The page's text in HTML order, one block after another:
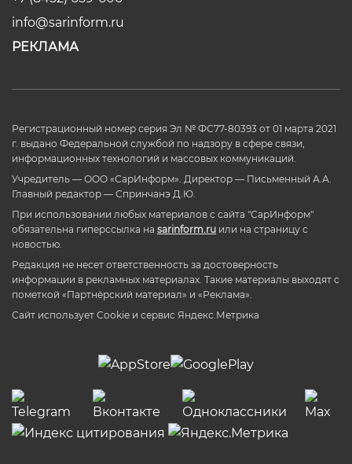
info@sarinform.ru
РЕКЛАМА
Регистрационный номер серия Эл № ФС77-80393 от 01 марта 2021
г. выдано Федеральной службой по надзору в сфере связи,
информационных технологий и массовых коммуникаций.
Учредитель — ООО «СарИнформ». Директор — Письменный А.А.
Главный редактор — Спринчанэ Д.Ю.
При использовании любых материалов с сайта "СарИнформ"
обязательна гиперссылка на sarinform.ru или на страницу с
новостью.
Редакция не несет ответственность за достоверность
информации в рекламных материалах. Такие материалы выходят с
пометкой «Партнёрский материал» и «Реклама».
Сайт использует Cookie и сервиc Яндекс.Метрика